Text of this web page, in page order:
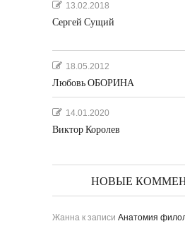
13.02.2018
Сергей Сущий
18.05.2012
Любовь ОБОРИНА
14.01.2020
Виктор Королев
НОВЫЕ
Жанна к записи Анатомия